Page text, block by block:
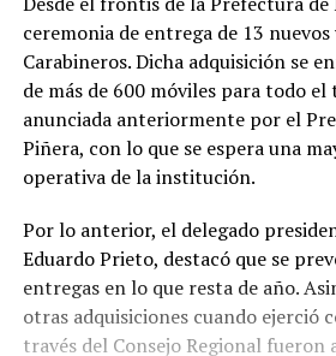
ceremonia de entrega de 13
Carabineros. Dicha adquisición se
de más de 600 móviles para todo
anunciada anteriormente por el
Piñera, con lo que se espera una
operativa de la institución.
Por lo anterior, el delegado
Eduardo Prieto, destacó que se
entregas en lo que resta de año.
otras adquisiciones cuando ejerció
través del Consejo Regional fueron